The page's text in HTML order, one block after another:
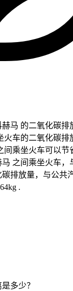
马 的二氧化碳排
车的二氧化碳排
乘坐火车可以节
之间乘坐火车，
排放量，与公共
.
多少？